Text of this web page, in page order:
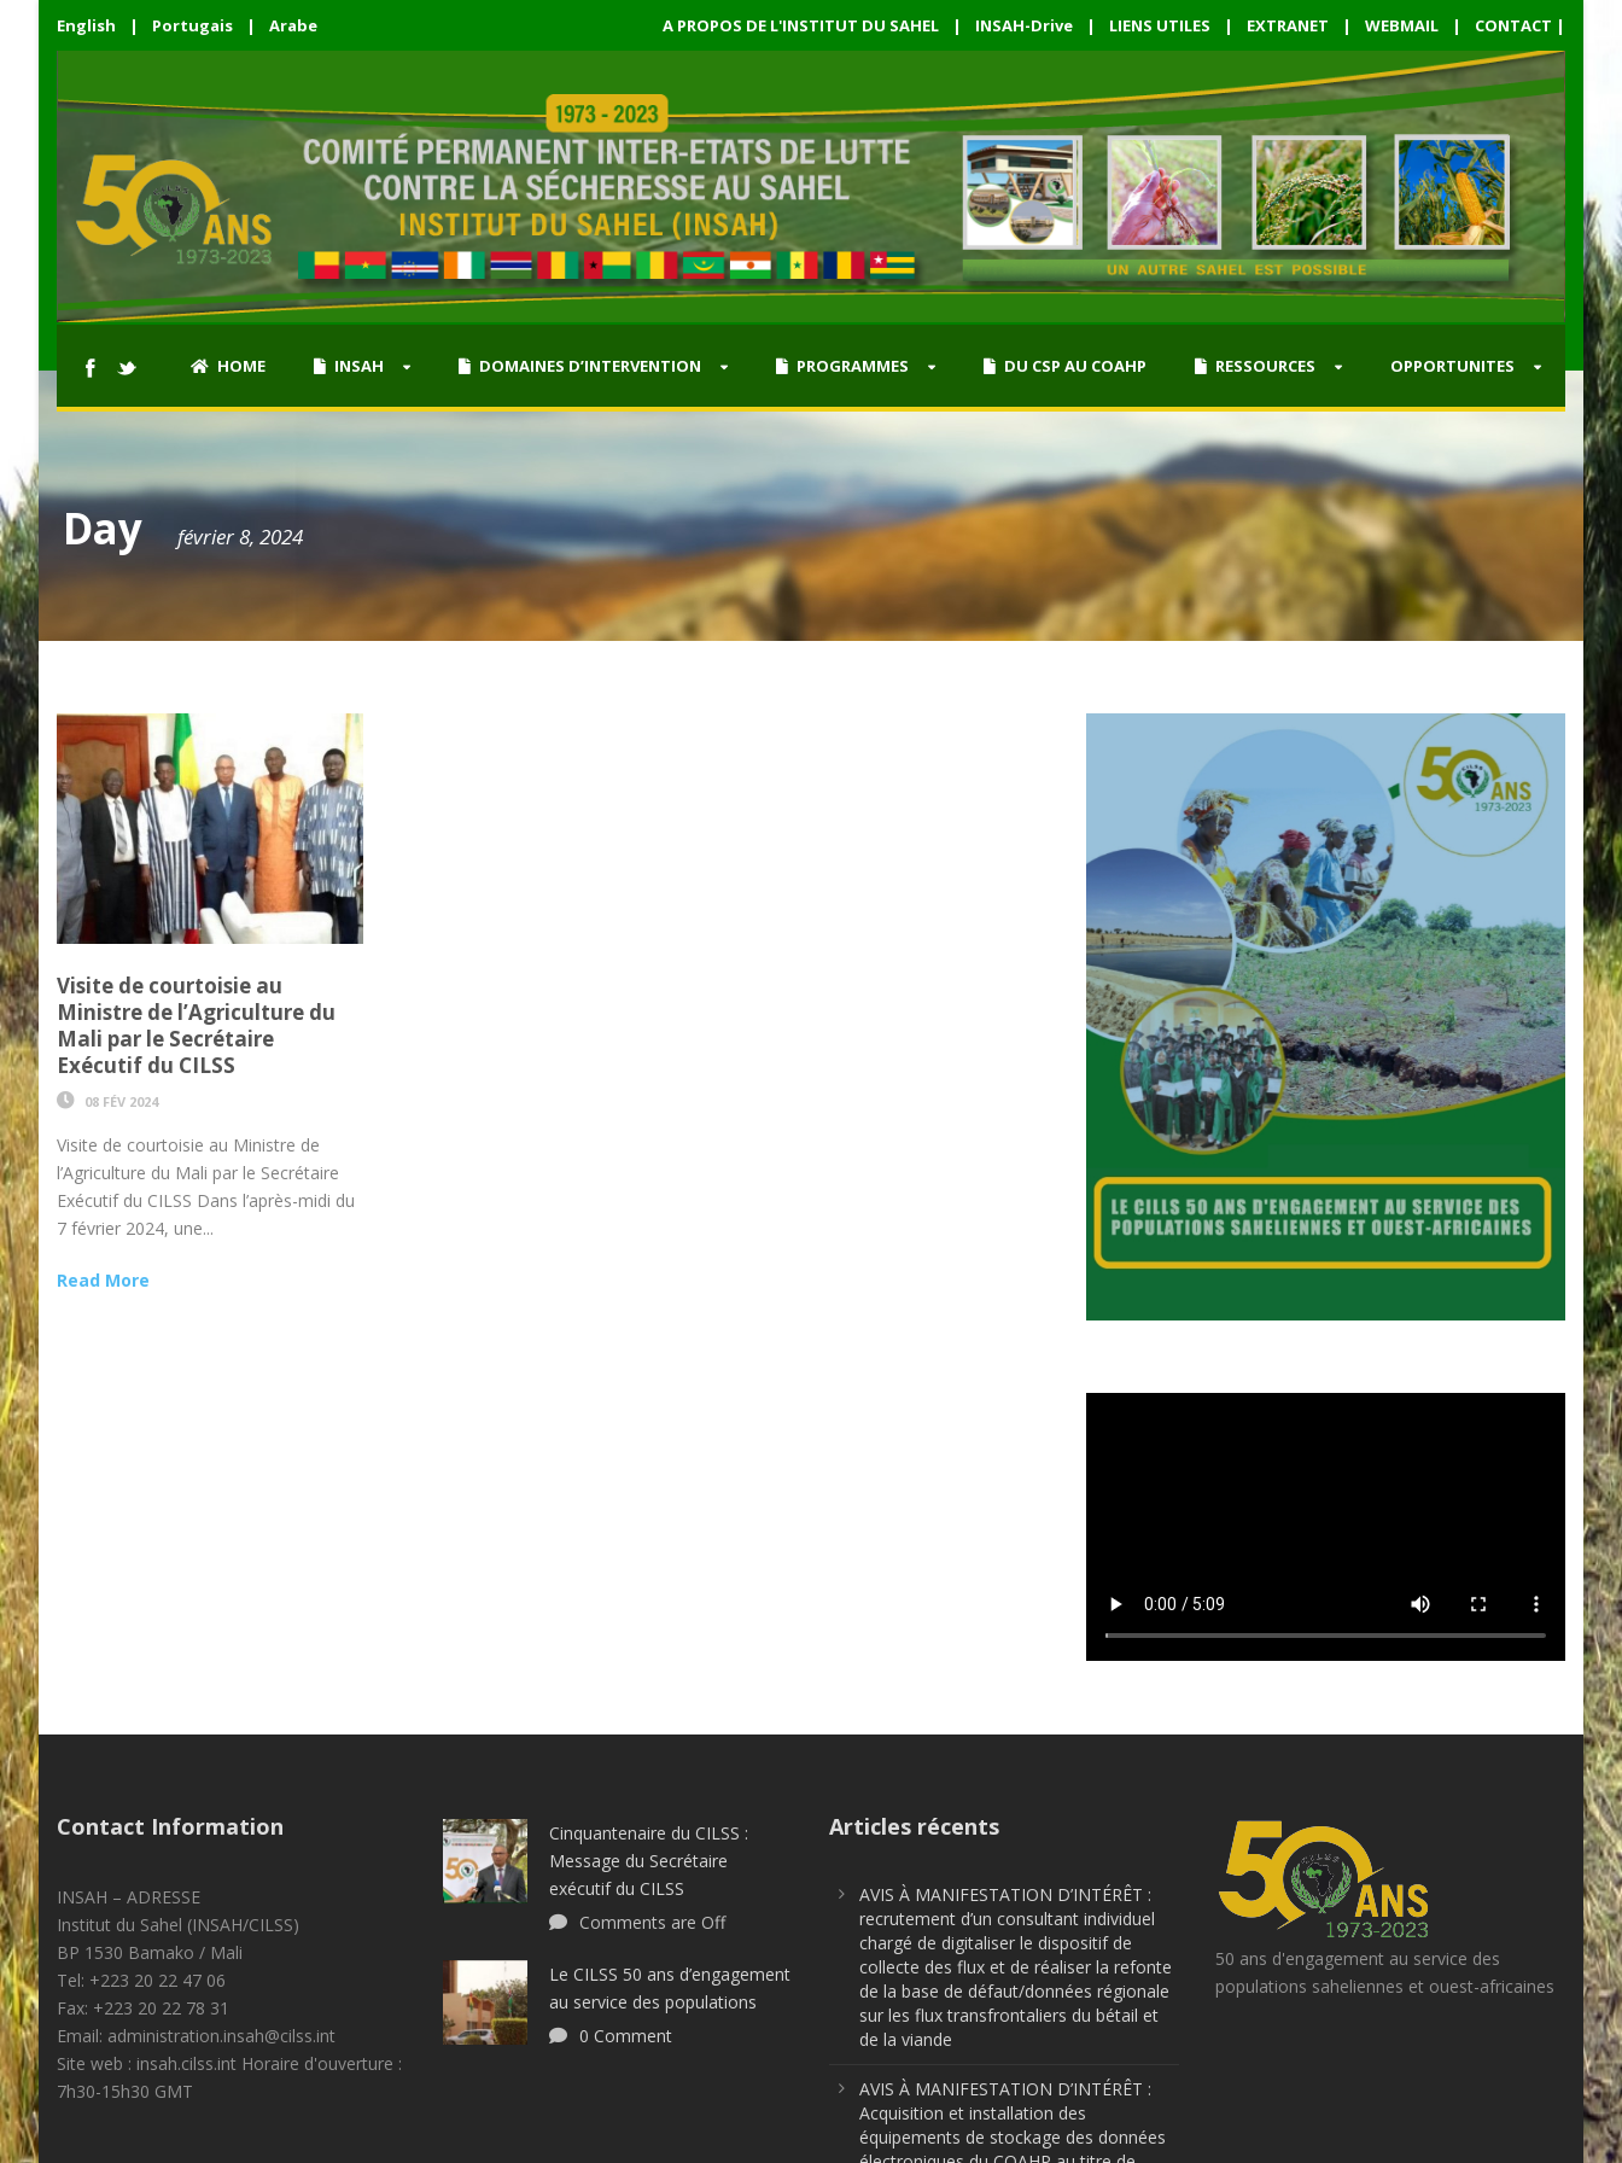
English | Portugais | Arabe A PROPOS DE L'INSTITUT DU SAHEL | INSAH-Drive | LIENS UTILES | EXTRANET | WEBMAIL | CONTACT |
HOME INSAH DOMAINES D’INTERVENTION PROGRAMMES DU CSP AU COAHP RESSOURCES OPPORTUNITES
Day février 8, 2024
Visite de courtoisie au
Ministre de l’Agriculture du
Mali par le Secrétaire
Exécutif du CILSS
08 FÉV 2024
Visite de courtoisie au Ministre de
l’Agriculture du Mali par le Secrétaire
Exécutif du CILSS Dans l’après-midi du
7 février 2024, une...
Read More
Contact Information
INSAH – ADRESSE
Institut du Sahel (INSAH/CILSS)
BP 1530 Bamako / Mali
Tel: +223 20 22 47 06
Fax: +223 20 22 78 31
Email: administration.insah@cilss.int
Site web : insah.cilss.int Horaire d'ouverture :
7h30-15h30 GMT
Cinquantenaire du CILSS :
Message du Secrétaire
exécutif du CILSS
Comments are Off
Le CILSS 50 ans d’engagement
au service des populations
0 Comment
Articles récents
AVIS À MANIFESTATION D’INTÉRÊT :
recrutement d’un consultant individuel
chargé de digitaliser le dispositif de
collecte des flux et de réaliser la refonte
de la base de défaut/données régionale
sur les flux transfrontaliers du bétail et
de la viande
AVIS À MANIFESTATION D’INTÉRÊT :
Acquisition et installation des
équipements de stockage des données
50 ans d'engagement au service des
populations saheliennes et ouest-africaines